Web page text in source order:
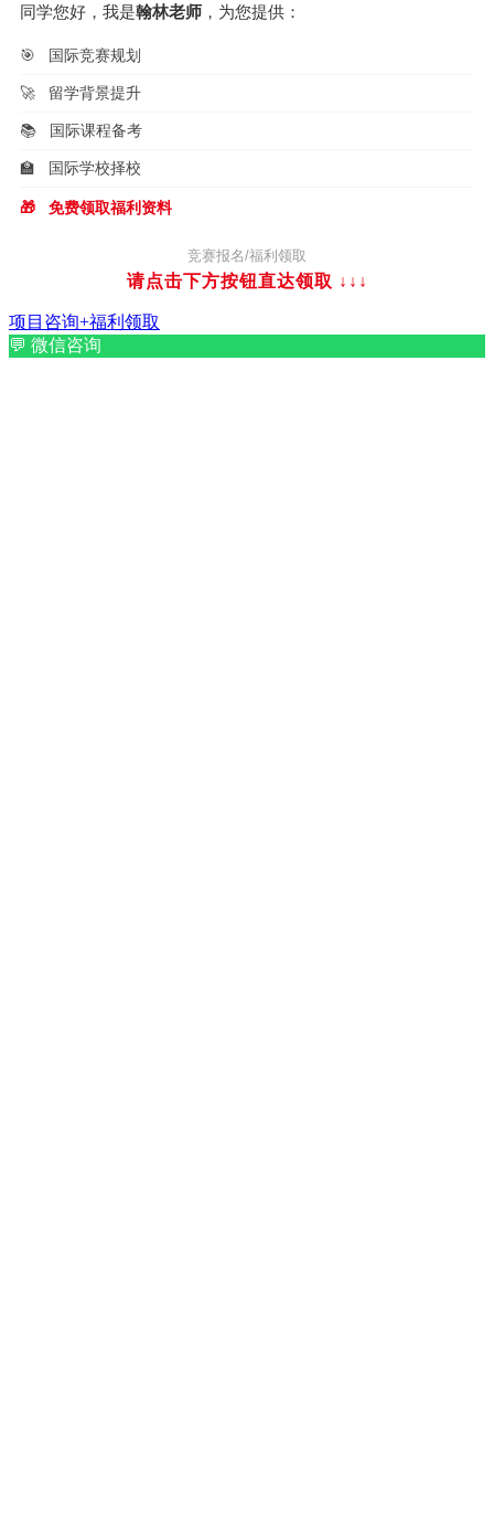
同学您好，我是翰林老师 ，为您提供：
🎯 国际竞赛规划
🚀 留学背景提升
📚 国际课程备考
🏫 国际学校择校
🎁 免费领取福利资料
竞赛报名/福利领取
请点击下方按钮直达领取 ↓↓↓
项目咨询+福利领取
💬 微信咨询